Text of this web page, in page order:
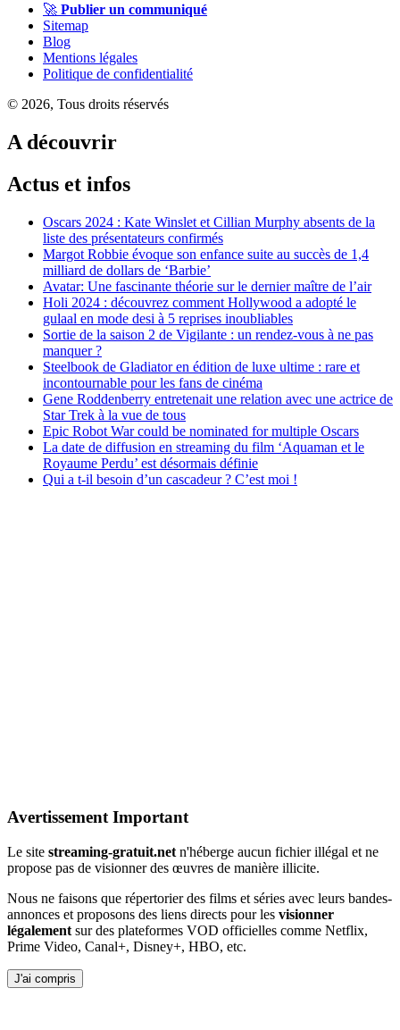
🚀 Publier un communiqué
Sitemap
Blog
Mentions légales
Politique de confidentialité
© 2026, Tous droits réservés
A découvrir
Actus et infos
Oscars 2024 : Kate Winslet et Cillian Murphy absents de la
liste des présentateurs confirmés
Margot Robbie évoque son enfance suite au succès de 1,4
milliard de dollars de ‘Barbie’
Avatar: Une fascinante théorie sur le dernier maître de l’air
Holi 2024 : découvrez comment Hollywood a adopté le
gulaal en mode desi à 5 reprises inoubliables
Sortie de la saison 2 de Vigilante : un rendez-vous à ne pas
manquer ?
Steelbook de Gladiator en édition de luxe ultime : rare et
incontournable pour les fans de cinéma
Gene Roddenberry entretenait une relation avec une actrice de
Star Trek à la vue de tous
Epic Robot War could be nominated for multiple Oscars
La date de diffusion en streaming du film ‘Aquaman et le
Royaume Perdu’ est désormais définie
Qui a t-il besoin d’un cascadeur ? C’est moi !
Avertissement Important
Le site streaming-gratuit.net n'héberge aucun fichier illégal et ne
propose pas de visionner des œuvres de manière illicite.
Nous ne faisons que répertorier des films et séries avec leurs bandes-
annonces et proposons des liens directs pour les visionner
légalement sur des plateformes VOD officielles comme Netflix,
Prime Video, Canal+, Disney+, HBO, etc.
J'ai compris